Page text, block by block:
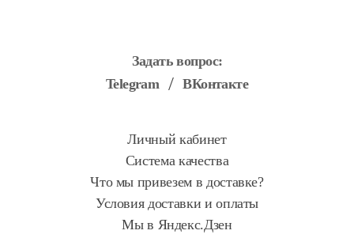
Задать вопрос:
Telegram
ВКонтакте
Личный кабинет
Система качества
Что мы привезем в доставке?
Условия доставки и оплаты
Мы в Яндекс.Дзен